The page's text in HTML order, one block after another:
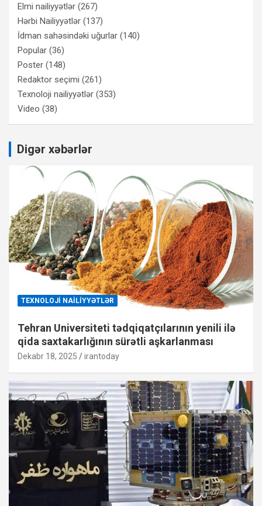
Elmi nailiyyətlər (267)
Hərbi Nailiyyətlər (137)
İdman sahəsindəki uğurlar (140)
Popular (36)
Poster (148)
Redaktor seçimi (261)
Texnoloji nailiyyətlər (353)
Video (38)
Digər xəbərlər
TEXNOLOJI NAILIYYƏTLƏR
Tehran Universiteti tədqiqatçılarının yenili ilə
qida saxtakarlığının sürətli aşkarlanması
Dekabr 18, 2025 irantoday